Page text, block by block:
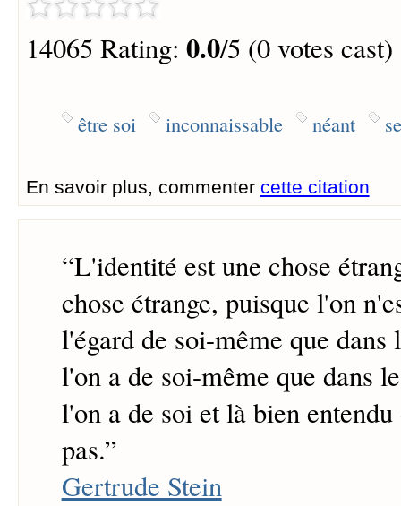
14065 Rating: 0.0/5 (0 votes cast)
être soi inconnaissable néant
En savoir plus, commenter cette citation
“L'identité est une chose
chose étrange, puisque l'on
l'égard de soi-même que dans
l'on a de soi-même que dans
l'on a de soi et là bien
pas.”
Gertrude Stein